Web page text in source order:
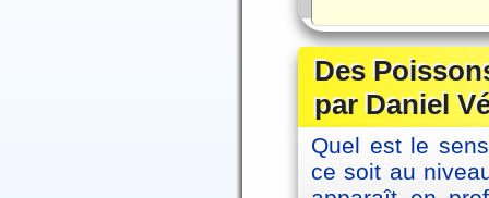
Des
par Daniel
Quel est le
ce soit au